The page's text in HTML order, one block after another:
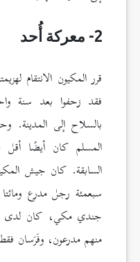
2- معركة أُحد
قرر المكيون الانتقام
فقد زحفوا بعد سنة
بالسلاح إلى
المسلم كان أيضًا أقل
السابقة. كان جيش
سبعمئة رجل مدرع
منهم مدرعون، وفَرَسان